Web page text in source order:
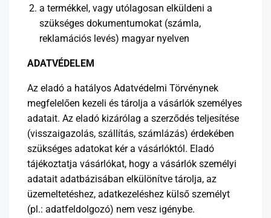
a termékkel, vagy utólagosan elküldeni a
szükséges dokumentumokat (számla,
reklamációs levés) magyar nyelven
ADATVÉDELEM
Az eladó a hatályos Adatvédelmi Törvénynek
megfelelően kezeli és tárolja a vásárlók személyes
adatait. Az eladó kizárólag a szerződés teljesítése
(visszaigazolás, szállítás, számlázás) érdekében
szükséges adatokat kér a vásárlóktól. Eladó
tájékoztatja vásárlókat, hogy a vásárlók személyi
adatait adatbázisában elkülönítve tárolja, az
üzemeltetéshez, adatkezeléshez külső személyt
(pl.: adatfeldolgozó) nem vesz igénybe.